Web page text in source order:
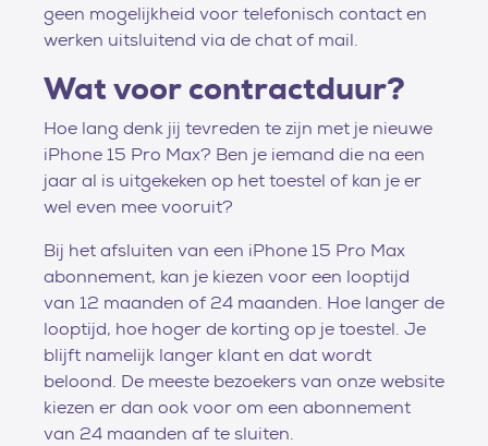
geen mogelijkheid voor telefonisch contact en
werken uitsluitend via de chat of mail.
Wat voor contractduur?
Hoe lang denk jij tevreden te zijn met je nieuwe
iPhone 15 Pro Max? Ben je iemand die na een
jaar al is uitgekeken op het toestel of kan je er
wel even mee vooruit?
Bij het afsluiten van een iPhone 15 Pro Max
abonnement, kan je kiezen voor een looptijd
van 12 maanden of 24 maanden. Hoe langer de
looptijd, hoe hoger de korting op je toestel. Je
blijft namelijk langer klant en dat wordt
beloond. De meeste bezoekers van onze website
kiezen er dan ook voor om een abonnement
van 24 maanden af te sluiten.